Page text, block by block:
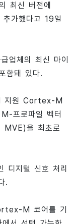
최신 버전에
가했다고 19일
업체의 최신 마이
함돼 있다.
지원 Cortex-M
프로파일 벡터
을 최초로
디지털 신호 처리
.
M 코어를 기